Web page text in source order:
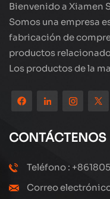
Bienvenido a Xiamen
Somos una empresa
fabricación de
productos
Los productos de la
ubicada en el
Xiamen, nuestros
países y regiones,
una amplia
Technology tiene un
estamos explorando
CONTÁCTENOS
Teléfono :
Correo